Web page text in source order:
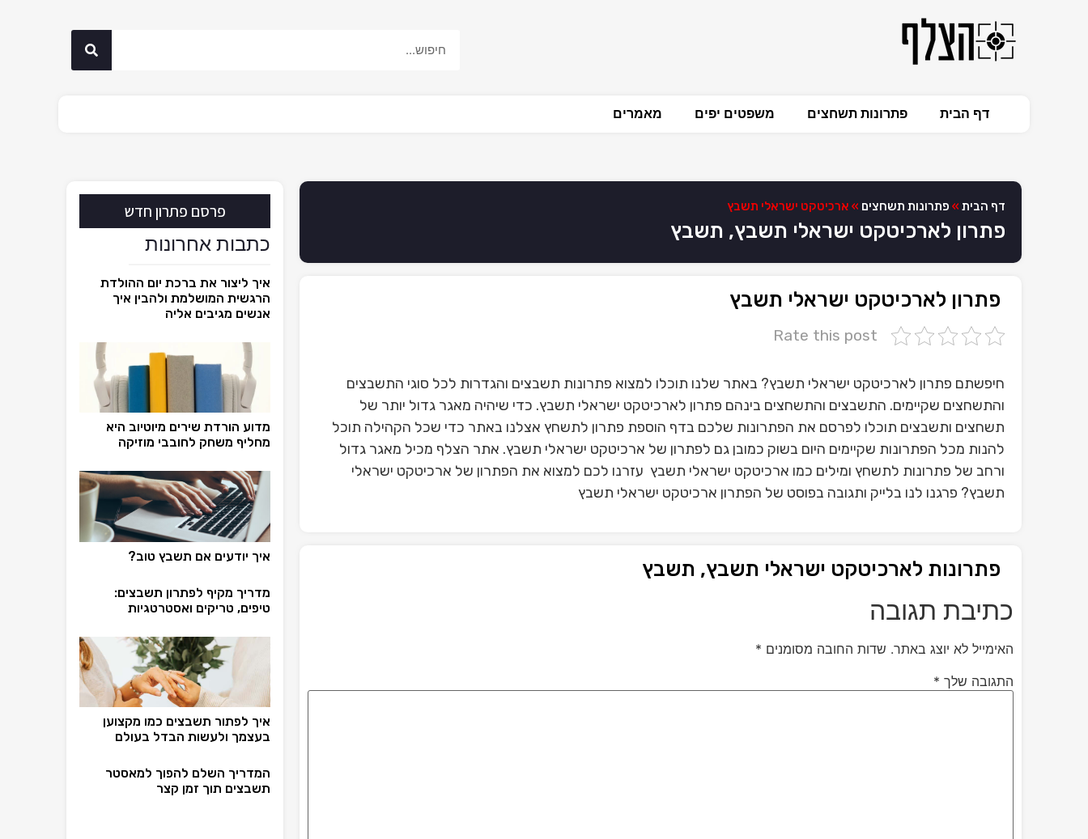
דף הבית פתרונות תשחצים משפטים יפים מאמרים
דף הבית » פתרונות תשחצים » ארכיטקט ישראלי תשבץ
פתרון לארכיטקט ישראלי תשבץ, תשבץ
פתרון לארכיטקט ישראלי תשבץ
Rate this post
חיפשתם פתרון לארכיטקט ישראלי תשבץ? באתר שלנו תוכלו למצוא פתרונות תשבצים והגדרות לכל סוגי התשבצים
והתשחצים שקיימים. התשבצים והתשחצים בינהם פתרון לארכיטקט ישראלי תשבץ. כדי שיהיה מאגר גדול יותר של
תשחצים ותשבצים תוכלו לפרסם את הפתרונות שלכם בדף הוספת פתרון לתשחץ אצלנו באתר כדי שכל הקהילה תוכל
להנות מכל הפתרונות שקיימים היום בשוק כמובן גם לפתרון של ארכיטקט ישראלי תשבץ. אתר הצלף מכיל מאגר גדול
ורחב של פתרונות לתשחץ ומילים כמו ארכיטקט ישראלי תשבץ עזרנו לכם למצוא את הפתרון של ארכיטקט ישראלי
תשבץ? פרגנו לנו בלייק ותגובה בפוסט של הפתרון ארכיטקט ישראלי תשבץ
פתרונות לארכיטקט ישראלי תשבץ, תשבץ
כתיבת תגובה
האימייל לא יוצג באתר. שדות החובה מסומנים *
התגובה שלך *
פרסם פתרון חדש
כתבות אחרונות
איך ליצור את ברכת יום ההולדת
הרגשית המושלמת ולהבין איך
אנשים מגיבים אליה
מדוע הורדת שירים מיוטיוב היא
מחליף משחק לחובבי מוזיקה
איך יודעים אם תשבץ טוב?
מדריך מקיף לפתרון תשבצים:
טיפים, טריקים ואסטרטגיות
איך לפתור תשבצים כמו מקצוען
בעצמך ולעשות הבדל בעולם
המדריך השלם להפוך למאסטר
תשבצים תוך זמן קצר